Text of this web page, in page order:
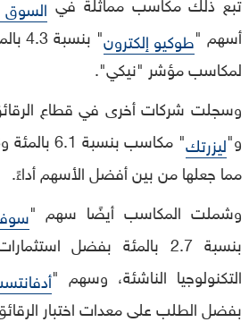
السوق
أسهم "طوكيو إلكترون
لمكاسب مؤشر "نيكي".
وسجلت شركات أخرى في قطاع
و"ليزرتك
مما جعلها من بين أفضل الأسهم أداءً.
وشملت المكاسب أيضًا سهم "
بنسبة 2.7 بالمئة بفضل
التكنولوجيا الناشئة، وسهم "
بفضل الطلب على معدات اختبار